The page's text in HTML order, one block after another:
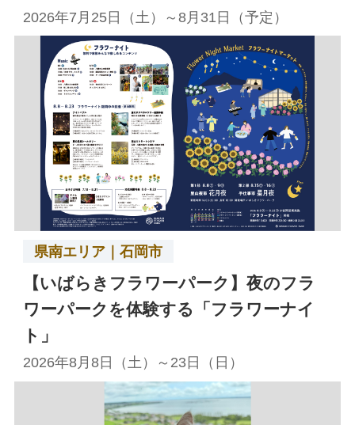
2026年7月25日（土）～8月31日（予定）
県南エリア｜石岡市
【いばらきフラワーパーク】夜のフラ
ワーパークを体験する「フラワーナイ
ト」
2026年8月8日（土）～23日（日）